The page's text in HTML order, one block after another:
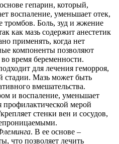
гепарин, который,
воспаление, уменьшает отек,
тромбов. Боль, зуд и жжение
как мазь содержит анестетик
применять, когда нет
компоненты позволяют
время беременности.
для лечения геморроя,
стадии. Мазь может быть
вмешательства.
и воспаление, уменьшает
профилактической мерой
стенки вен и сосудов,
. В ее основе –
что позволяет лечить